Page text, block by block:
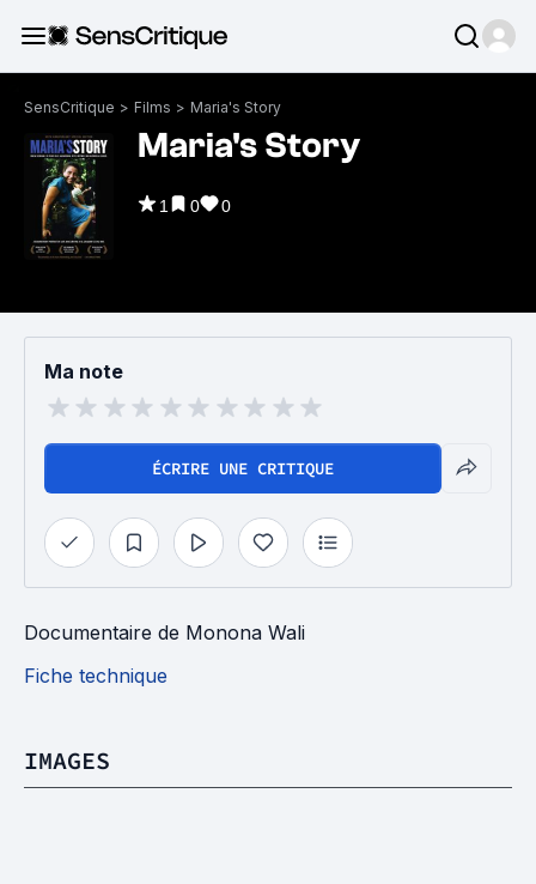
SensCritique > Films > Maria's Story
Maria's Story
1 0 0
Ma note
ÉCRIRE UNE CRITIQUE
Documentaire de Monona Wali
Fiche technique
IMAGES